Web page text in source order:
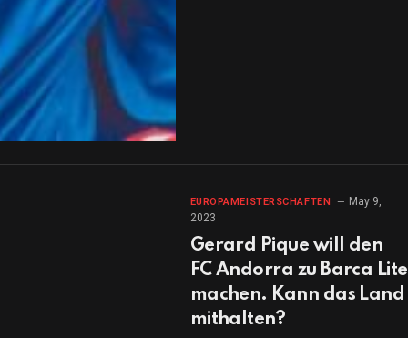
EUROPAMEISTERSCHAFTEN
May 9,
2023
Gerard Pique will den
FC Andorra zu Barca Lite
machen. Kann das Land
mithalten?